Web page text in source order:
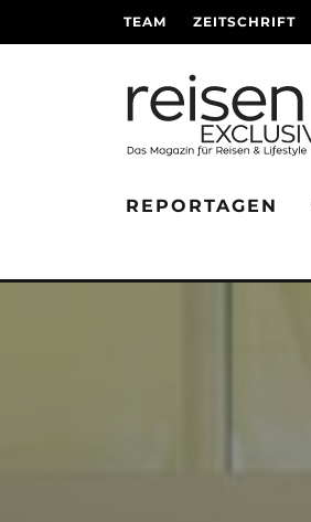
TEAM ZEITSCHRIFT
REPORTAGEN